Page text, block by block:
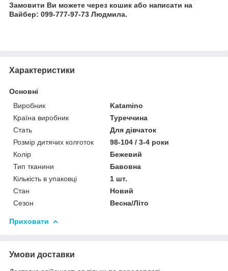
Замовити Ви можете через кошик або написати на
Вайбер: 099-777-97-73 Людмила.
Характеристики
Основні
Виробник
Katamino
Країна виробник
Туреччина
Стать
Для дівчаток
Розмір дитячих колготок
98-104 / 3-4 роки
Колір
Бежевий
Тип тканини
Бавовна
Кількість в упаковці
1 шт.
Стан
Новий
Сезон
Весна/Літо
Приховати
Умови доставки